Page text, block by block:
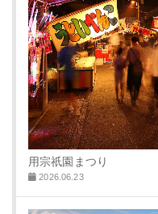
用宗祇園まつり
2026.06.23